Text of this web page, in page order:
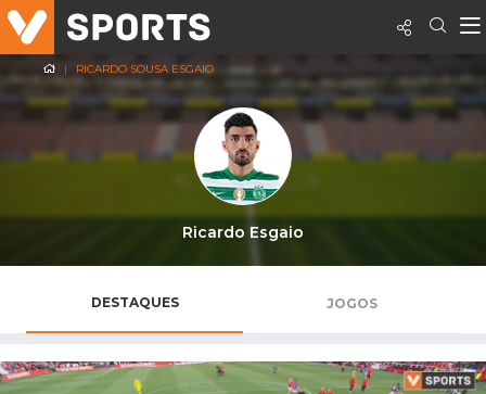
RICARDO SOUSA ESGAIO
Ricardo Esgaio
DESTAQUES JOGOS